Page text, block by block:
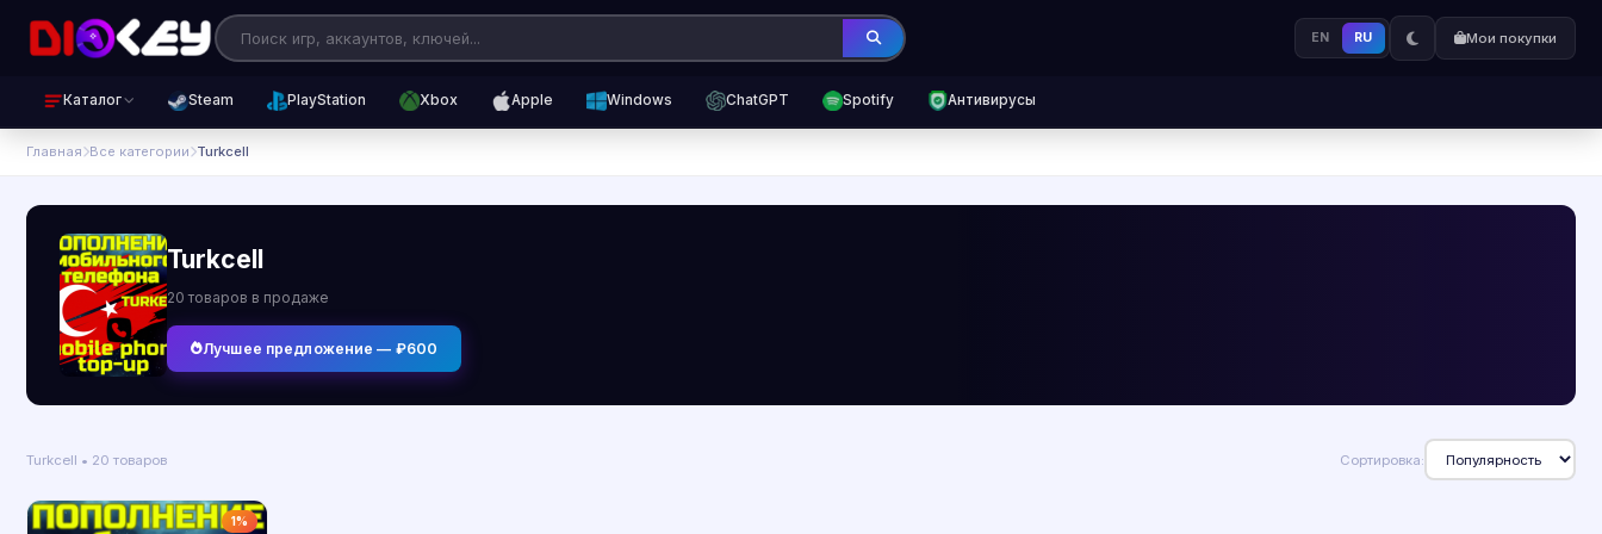
EN RU Мои покупки
Каталог Steam PlayStation Xbox Apple Windows ChatGPT Spotify Антивирусы
Главная Все категории Turkcell
Turkcell
20 товаров в продаже
Лучшее предложение — ₽600
Turkcell • 20 товаров Сортировка:
1%